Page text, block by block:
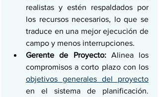
realistas y estén respaldados por
los recursos necesarios, lo que se
traduce en una mejor ejecución de
campo y menos interrupciones.
Gerente de Proyecto: Alinea los
objetivos generales del proyecto
en el sistema de planificación.